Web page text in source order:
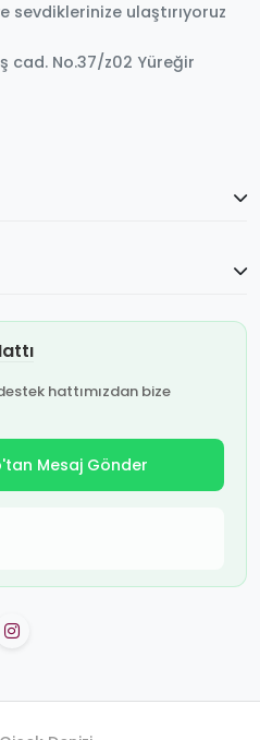
sevdiklerinize ulaştırıyoruz
cad. No.37/z02 Yüreğir
hattımızdan bize
Mesaj Gönder